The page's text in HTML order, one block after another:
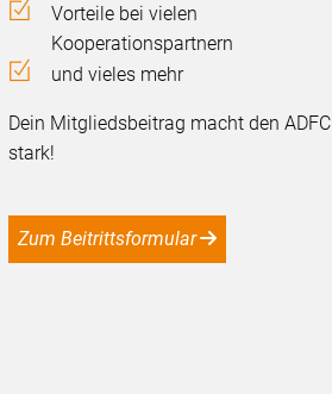
Vorteile bei vielen
Kooperationspartnern
und vieles mehr
Dein Mitgliedsbeitrag macht den ADFC
stark!
Zum Beitrittsformular